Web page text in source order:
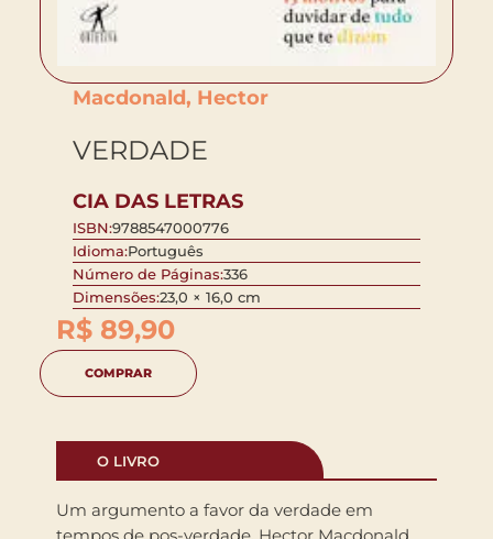
Macdonald, Hector
VERDADE
CIA DAS LETRAS
ISBN:9788547000776
Idioma:Português
Número de Páginas:336
Dimensões:23,0 × 16,0 cm
R$ 89,90
COMPRAR
O LIVRO
Um argumento a favor da verdade em